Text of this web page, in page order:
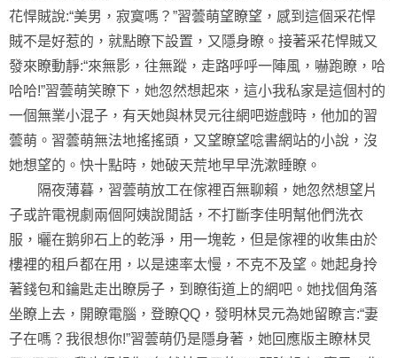
花悍賊說:“美男，寂寞嗎？”習蕓萌望瞭望，感到這個采花悍
賊不是好惹的，就點瞭下設置，又隱身瞭。接著采花悍賊又
發來瞭動靜:“來無影，往無蹤，走路呼呼一陣風，嚇跑瞭，哈
哈哈!”習蕓萌笑瞭下，她忽然想起來，這小我私家是這個村的
一個無業小混子，有天她與林炅元往網吧遊戲時，他加的習
蕓萌。習蕓萌無法地搖搖頭，又望瞭望唸書網站的小說，沒
她想望的。快十點時，她破天荒地早早洗漱睡瞭。
隔夜薄暮，習蕓萌放工在傢裡百無聊賴，她忽然想望片
子或許電視劇兩個阿姨說閒話，不打斷李佳明幫他們洗衣
服，曬在鹅卵石上的乾淨，用一塊乾，但是傢裡的收集由於
樓裡的租戶都在用，以是速率太慢，不克不及望。她起身拎
著錢包和鑰匙走出瞭房子，到瞭街道上的網吧。她找個角落
坐瞭上去，開瞭電腦，登瞭QQ，發明林炅元為她留瞭言:“妻
子在嗎？我很想你!”習蕓萌仍是隱身著，她回應版主瞭林炅